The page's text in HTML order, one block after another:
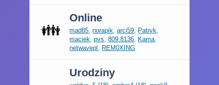
👪
Online
mad85,norapik,arci59, Patryk,
maciek,pvs,809.8136, Kama,
netwavepl , REM0XING
Urodziny